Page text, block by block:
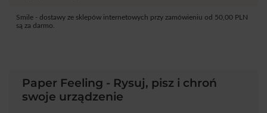
Smile - dostawy ze sklepów internetowych przy zamówieniu od 50,00 PLN
są za darmo.
Paper Feeling - Rysuj, pisz i chroń
swoje urządzenie